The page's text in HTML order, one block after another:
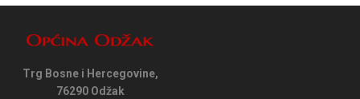
Trg Bosne i Hercegovine,
76290 Odžak